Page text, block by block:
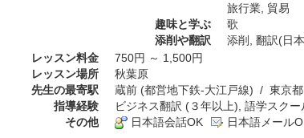
旅行業, 貿易
趣味と学ぶ
歌
添削や翻訳
添削 翻訳(日
レッスン料金
750円 ～ 1,500円
レッスン場所
秋葉原
先生の最寄駅
蔵前 (都営地下鉄-大江戸線) / 東京
指導経験
ビジネス翻訳 (３年以上), 語学スク
その他
日本語会話OK 日本語メール